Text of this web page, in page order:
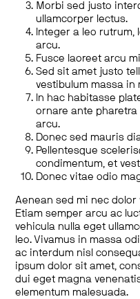
Morbi sed justo
ullamcorper lectus.
Integer a leo
arcu.
Fusce laoreet arcu
Sed sit amet justo
vestibulum massa in
In hac habitasse
ornare ante
arcu.
Donec sed mauris
Pellentesque
condimentum, et
Donec vitae odio
Aenean sed mi nec
Etiam semper arcu ac
vehicula nulla eget
leo. Vivamus in massa
ac interdum nisl
ipsum dolor sit amet,
dui eget magna
elementum malesuada.